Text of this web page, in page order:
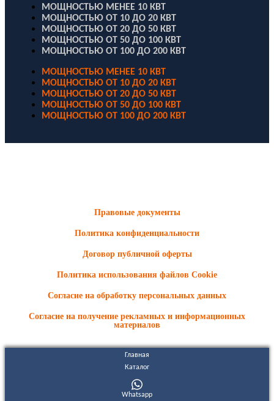
МОЩНОСТЬЮ МЕНЕЕ 10 КВТ
МОЩНОСТЬЮ ОТ 10 ДО 20 КВТ
МОЩНОСТЬЮ ОТ 20 ДО 50 КВТ
МОЩНОСТЬЮ ОТ 50 ДО 100 КВТ
МОЩНОСТЬЮ ОТ 100 ДО 200 КВТ
МОЩНОСТЬЮ МЕНЕЕ 10 КВТ
МОЩНОСТЬЮ ОТ 10 ДО 20 КВТ
МОЩНОСТЬЮ ОТ 20 ДО 50 КВТ
МОЩНОСТЬЮ ОТ 50 ДО 100 КВТ
МОЩНОСТЬЮ ОТ 100 ДО 200 КВТ
Правовые документы
Политика конфиденциальности
Договор публичной оферты
Политика использования файлов Cookie
Согласие на обработку персональных данных
Согласие на получение рекламных и информационных
материалов
Главная
Каталог
Whatsapp